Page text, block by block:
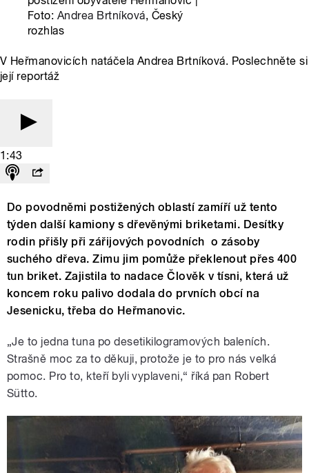
Foto: Andrea Brtníková, Český
rozhlas
V Heřmanovicích natáčela Andrea Brtníková. Poslechněte si
její reportáž
1:43
Do povodněmi postižených oblastí zamíří už tento
týden další kamiony s dřevěnými briketami. Desítky
rodin přišly při zářijových povodních o zásoby
suchého dřeva. Zimu jim pomůže překlenout přes 400
tun briket. Zajistila to nadace Člověk v tísni, která už
koncem roku palivo dodala do prvních obcí na
Jesenicku, třeba do Heřmanovic.
„Je to jedna tuna po desetikilogramových baleních.
Strašně moc za to děkuji, protože je to pro nás velká
pomoc. Pro to, kteří byli vyplaveni,“ říká pan Robert
Sütto.